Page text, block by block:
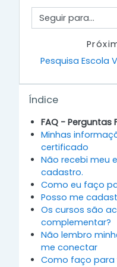
Seguir para...
Pesquisa Escola
Índice
FAQ - Perguntas
Minhas
certificado
Não recebi meu
cadastro.
Como eu faço
Posso me
Os cursos são
complementar?
Não lembro
me conectar
Como faço para